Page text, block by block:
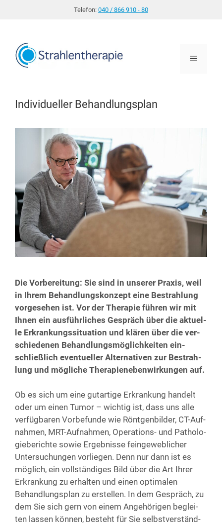
Telefon: 040 / 866 910 - 80
Menü
Individueller Behandlungsplan
Die Vor­be­rei­tung: Sie sind in unse­rer Pra­xis, weil
in Ihrem Behand­lungs­kon­zept eine Bestrah­lung
vor­ge­se­hen ist. Vor der The­ra­pie füh­ren wir mit
Ihnen ein aus­führ­li­ches Gespräch über die aktu­el­
le Erkran­kungs­si­tua­ti­on und klä­ren über die ver­
schie­de­nen Behand­lungs­mög­lich­kei­ten ein­
schließ­lich even­tu­el­ler Alter­na­ti­ven zur Bestrah­
lung und mög­li­che The­ra­pie­ne­ben­wir­kun­gen auf.
Ob es sich um eine gut­ar­ti­ge Erkran­kung han­delt
oder um einen Tumor – wich­tig ist, dass uns alle
ver­füg­ba­ren Vor­be­fun­de wie Rönt­gen­bil­der, CT-Auf­
nah­men, MRT-Auf­nah­men, Ope­ra­ti­ons- und Patho­lo­
gie­be­rich­te sowie Ergeb­nis­se fein­ge­web­li­cher
Unter­su­chun­gen vor­lie­gen. Denn nur dann ist es
mög­lich, ein voll­stän­di­ges Bild über die Art Ihrer
Erkran­kung zu erhal­ten und einen opti­ma­len
Behand­lungs­plan zu erstel­len. In dem Gespräch, zu
dem Sie sich gern von einem Ange­hö­ri­gen beglei­
ten las­sen kön­nen, besteht für Sie selbst­ver­ständ­